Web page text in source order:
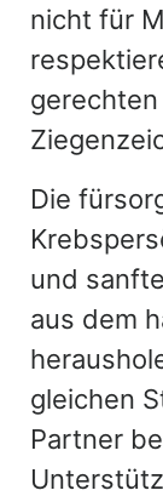
nicht für
Die
und
aus dem
gleichen
Partner